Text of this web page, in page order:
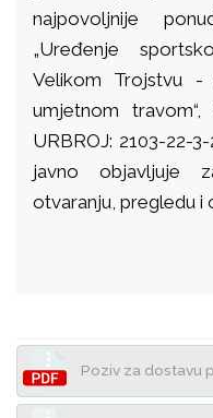
najpovoljnije
„Uređenje
Velikom Trojstvu -
umjetnom
URBROJ: 2103-22-
javno objavljuje
otvaranju, pregledu i
Poziv za dostavu